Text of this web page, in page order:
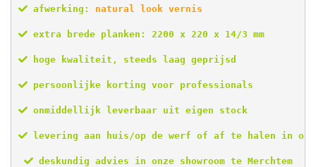
afwerking: natural look vernis
extra brede planken: 2200 x 220 x 14/3 mm
hoge kwaliteit, steeds laag geprijsd
persoonlijke korting voor professionals
onmiddellijk leverbaar uit eigen stock
levering aan huis/op de werf of af te halen in ons
deskundig advies in onze showroom te Merchtem